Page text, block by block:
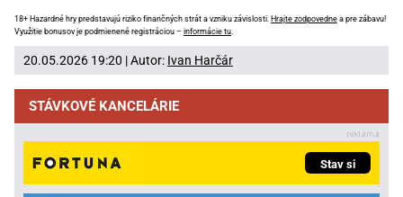
18+ Hazardné hry predstavujú riziko finančných strát a vzniku závislosti. Hrajte zodpovedne a pre zábavu!
Využitie bonusov je podmienené registráciou – informácie tu.
20.05.2026 19:20 | Autor: Ivan Harčár
STÁVKOVÉ KANCELÁRIE
Stav si